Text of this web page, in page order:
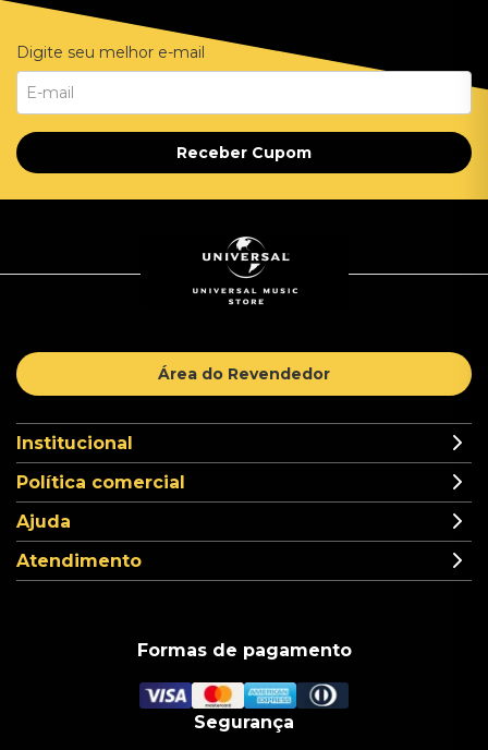
Digite seu melhor e-mail
Receber Cupom
Área do Revendedor
Institucional
Política comercial
Ajuda
Atendimento
Formas de pagamento
Segurança